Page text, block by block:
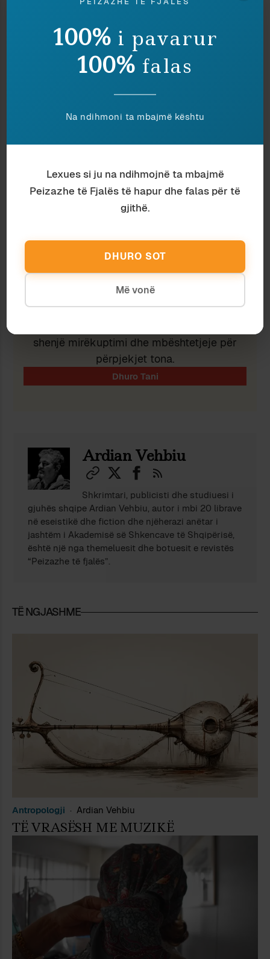
1 March 2015
In "Antropologji"
In "Media"
PAJTIMTARË VRASJESH
Discover more from Peizazhe të fjalës
Subscribe
Nëse ju pëlqeu ky shkrim, lutemi konsideroni
shenjë mirëkuptimi dhe mbështetjeje për
përpjekjet tona.
Ardian Vehbiu
Shkrimtari, publicisti dhe studiuesi i
gjuhës shqipe Ardian Vehbiu, autor i mbi 20 librave
në eseistikë dhe fiction dhe njëherazi anëtar i
jashtëm i Akademisë së Shkencave të Shqipërisë,
është një nga themeluesit dhe botuesit e revistës
“Peizazhe të fjalës”.
TË NGJASHME
Antropologji Ardian Vehbiu
TË VRASËSH ME MUZIKË
100% i pavarur
100% falas
Na ndihmoni ta mbajmë kështu
Lexues si ju na ndihmojnë ta mbajmë
Peizazhe të Fjalës të hapur dhe falas për të
gjithë.
DHURO SOT
Më vonë